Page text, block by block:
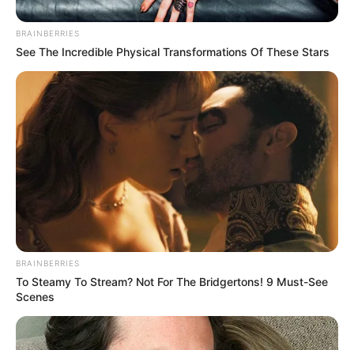
BRAINBERRIES
See The Incredible Physical Transformations Of These Stars
BRAINBERRIES
To Steamy To Stream? Not For The Bridgertons! 9 Must-See
Scenes